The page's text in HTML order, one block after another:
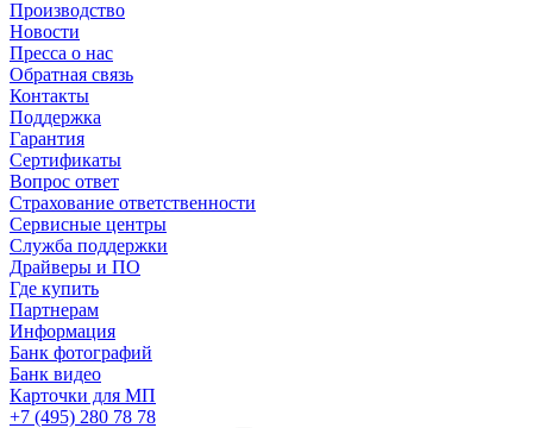
Производство
Новости
Пресса о нас
Обратная связь
Контакты
Поддержка
Гарантия
Сертификаты
Вопрос ответ
Страхование ответственности
Сервисные центры
Служба поддержки
Драйверы и ПО
Где купить
Партнерам
Информация
Банк фотографий
Банк видео
Карточки для МП
+7 (495) 280 78 78